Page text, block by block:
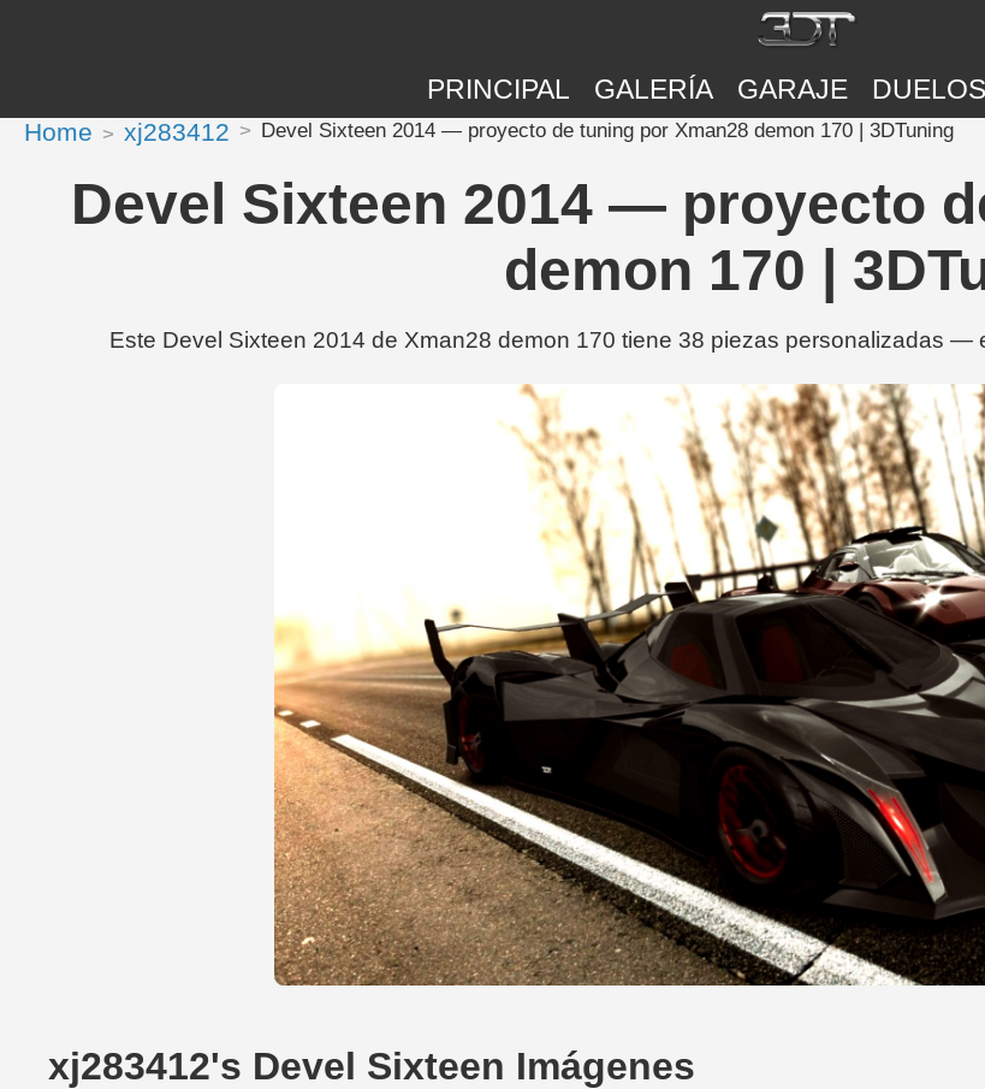
PRINCIPAL GALERÍA GARAJE DUELOS
Home xj283412 Devel Sixteen 2014 — proyecto de tuning por Xman28 demon 170 | 3DTuning
Devel Sixteen 2014 — proyecto
demon 170 |
Este Devel Sixteen 2014 de Xman28 demon 170 tiene 38 piezas personalizadas —
xj283412's Devel Sixteen Imágenes